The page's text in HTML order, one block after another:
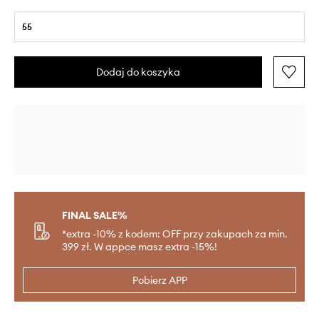
55
Dodaj do koszyka
FINAL SALE%
*extra -10% z kodem: OFF przy zakupach za min.
399 zł. W appce masz extra -15%!
Pobierz APP